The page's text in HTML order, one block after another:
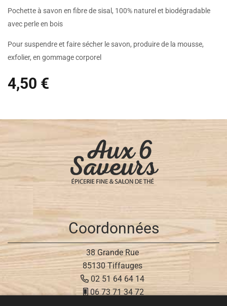
Pochette à savon en fibre de sisal, 100% naturel et biodégradable
avec perle en bois
Pour suspendre et faire sécher le savon, produire de la mousse,
exfolier, en gommage corporel
4,50 €
Coordonnées
38 Grande Rue
85130 Tiffauges
02 51 64 64 14
06 73 71 34 72